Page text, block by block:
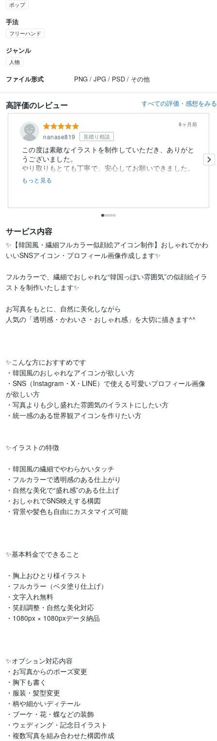
ポップ
手法
フリーハンド
ジャンル
人物
ファイル形式 PNG / JPG / PSD / その他
高評価のレビュー すべての評価・感想をみる
nanase819 見積り相談
8ヶ月前
この度は素敵なイラストを制作していただき、ありがと
うございました。
やり取りもとても丁寧で、安心してお願いできました。
...
もっと見る
サービス内容
✨【韓国風・繊細フルカラー似顔絵アイコン制作】おしゃれでかわ
いいSNSアイコン・プロフィール画像作成します✨
フルカラーで、繊細でおしゃれな“韓国っぽい雰囲気”の似顔絵イラ
ストを制作いたします✨
お写真をもとに、自然に美化しながら
人気の「透明感・かわいさ・おしゃれ感」を大切に描きます^^
✨こんな方におすすめです
・韓国風のおしゃれなアイコンが欲しい方
・SNS（Instagram・X・LINE）で使える可愛いプロフィール画像
が欲しい方
・写真よりも少し盛れた雰囲気のイラストにしたい方
・統一感のある世界観アイコンを作りたい方
✨イラストの特徴
・韓国風の繊細でやわらかいタッチ
・フルカラーで透明感のある仕上がり
・自然な美化で“盛れ感”のある仕上げ
・おしゃれでSNS映えする構図
・背景や髪色も自由にカスタマイズ可能
✨基本料金でできること
・胸上おひとり様イラスト
・フルカラー（ベタ塗り仕上げ）
・文字入れ無料
・笑顔調整・自然な美化対応
・1080px × 1080pxデータ納品
✨オプション対応内容
・お写真からのポーズ変更
・胸下も書く
・服装・髪型変更
・柄や細かいディテール
・ブーケ・花・蝶などの装飾
・ウェディング・記念日イラスト
・複数写真を組み合わせた構図作成